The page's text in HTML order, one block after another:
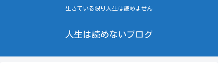
生きている限り人生は読めません
人生は読めないブログ